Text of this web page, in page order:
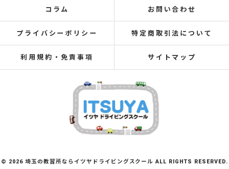
コラム お問い合わせ
プライバシーポリシー 特定商取引法について
利用規約・免責事項 サイトマップ
© 2026 埼玉の教習所ならイツヤドライビングスクール ALL RIGHTS RESERVED.